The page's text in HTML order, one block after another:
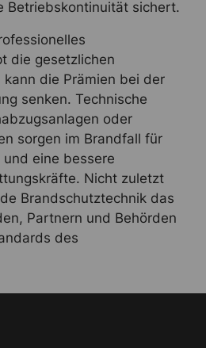
Betriebskontinuität sichert.
die gesetzlichen
die Prämien bei der
senken. Technische
oder
sorgen im Brandfall für
eine bessere
Nicht zuletzt
Brandschutztechnik das
Partnern und Behörden
des